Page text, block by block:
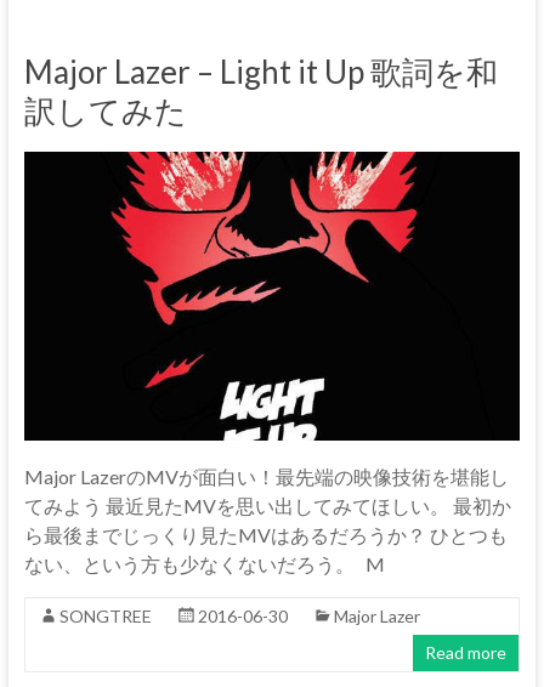
Major Lazer – Light it Up 歌詞を和
訳してみた
Major LazerのMVが面白い！最先端の映像技術を堪能し
てみよう 最近見たMVを思い出してみてほしい。 最初か
ら最後までじっくり見たMVはあるだろうか？ ひとつも
ない、という方も少なくないだろう。 M
SONGTREE 2016-06-30
Major Lazer
Read more